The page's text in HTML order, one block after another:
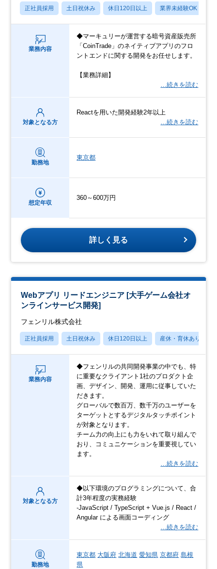
正社員採用 土日祝休み 休日120日以上 業界未経験OK
業務内容
◆マーキュリーが運営する暗号資産販売所
「CoinTrade」のネイティブアプリのフロ
ントエンドに関する開発をお任せします。
【業務詳細】
…続きを読む
対象となる方
Reactを用いた開発経験2年以上
…続きを読む
勤務地
東京都
想定年収
360～600万円
詳しく見る
Webアプリ リードエンジニア [大手ゲーム会社オ
ンラインサービス開発]
フェンリル株式会社
正社員採用 土日祝休み 休日120日以上 産休・育休あり
業務内容
◆フェンリルの共同開発事業の中でも、特
に重要なクライアント1社のプロダクト企
画、デザイン、開発、運用に従事していた
だきます。
グローバルで数百万、数千万のユーザーを
ターゲットとするデジタルタッチポイント
が対象となります。
チーム力の向上にも力をいれて取り組んで
おり、コミュニケーションを重要視してい
ます。
…続きを読む
対象となる方
◆以下環境のプログラミングについて、合
計3年程度の実務経験
-JavaScript / TypeScript + Vue.js / React /
Angular による画面コーディング
…続きを読む
勤務地
東京都 大阪府 北海道 愛知県 京都府 島根
県